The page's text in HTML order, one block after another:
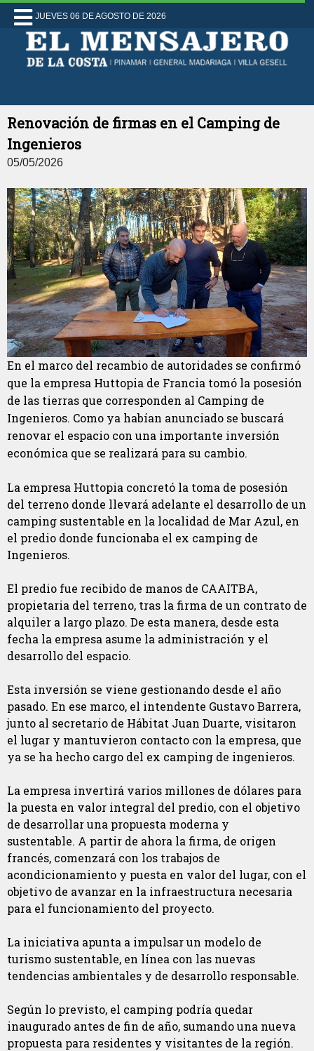
JUEVES 06 DE AGOSTO DE 2026
Renovación de firmas en el Camping de
Ingenieros
05/05/2026
En el marco del recambio de autoridades se confirmó
que la empresa Huttopia de Francia tomó la posesión
de las tierras que corresponden al Camping de
Ingenieros. Como ya habían anunciado se buscará
renovar el espacio con una importante inversión
económica que se realizará para su cambio.
La empresa Huttopia concretó la toma de posesión
del terreno donde llevará adelante el desarrollo de un
camping sustentable en la localidad de Mar Azul, en
el predio donde funcionaba el ex camping de
Ingenieros.
El predio fue recibido de manos de CAAITBA,
propietaria del terreno, tras la firma de un contrato de
alquiler a largo plazo. De esta manera, desde esta
fecha la empresa asume la administración y el
desarrollo del espacio.
Esta inversión se viene gestionando desde el año
pasado. En ese marco, el intendente Gustavo Barrera,
junto al secretario de Hábitat Juan Duarte, visitaron
el lugar y mantuvieron contacto con la empresa, que
ya se ha hecho cargo del ex camping de ingenieros.
La empresa invertirá varios millones de dólares para
la puesta en valor integral del predio, con el objetivo
de desarrollar una propuesta moderna y
sustentable. A partir de ahora la firma, de origen
francés, comenzará con los trabajos de
acondicionamiento y puesta en valor del lugar, con el
objetivo de avanzar en la infraestructura necesaria
para el funcionamiento del proyecto.
La iniciativa apunta a impulsar un modelo de
turismo sustentable, en línea con las nuevas
tendencias ambientales y de desarrollo responsable.
Según lo previsto, el camping podría quedar
inaugurado antes de fin de año, sumando una nueva
propuesta para residentes y visitantes de la región.